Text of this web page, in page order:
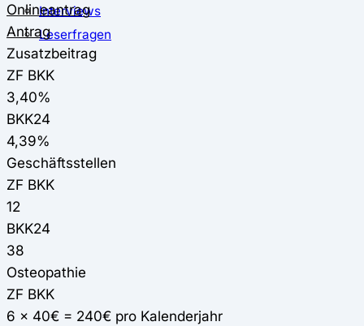
Interviews
Leserfragen
Onlineantrag
Antrag
Zusatzbeitrag
ZF BKK
3,40%
BKK24
4,39%
Geschäftsstellen
ZF BKK
12
BKK24
38
Osteopathie
ZF BKK
6 x 40€ = 240€ pro Kalenderjahr